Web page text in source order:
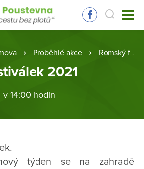
Proběhlé akce Romský festiválek 2021
2021
v 14:00 hodin
týden se na zahradě